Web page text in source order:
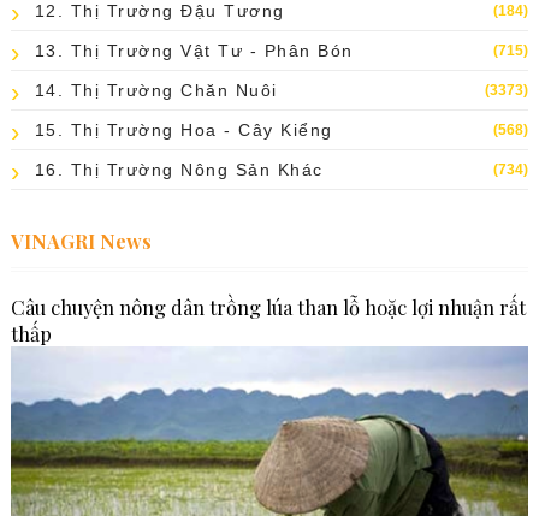
12. Thị Trường Đậu Tương (184)
13. Thị Trường Vật Tư - Phân Bón (715)
14. Thị Trường Chăn Nuôi (3373)
15. Thị Trường Hoa - Cây Kiểng (568)
16. Thị Trường Nông Sản Khác (734)
VINAGRI News
Câu chuyện nông dân trồng lúa than lỗ hoặc lợi nhuận rất
thấp